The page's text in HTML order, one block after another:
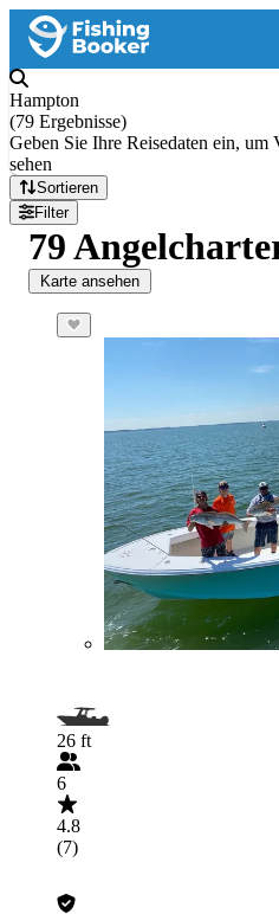
Hampton
(79 Ergebnisse)
Geben Sie Ihre Reisedaten ein, um
sehen
Sortieren
Filter
79
Karte ansehen
26 ft
6
4.8
(7)